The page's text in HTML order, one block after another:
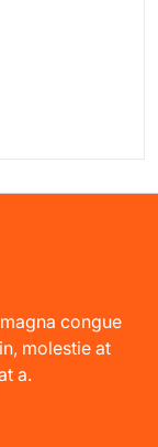
congue
molestie at
a.